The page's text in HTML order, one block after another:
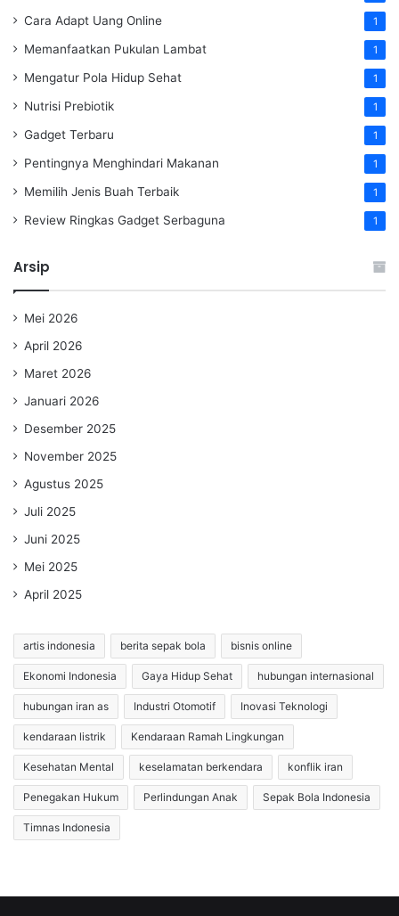
Cara Adapt Uang Online 1
Memanfaatkan Pukulan Lambat 1
Mengatur Pola Hidup Sehat 1
Nutrisi Prebiotik 1
Gadget Terbaru 1
Pentingnya Menghindari Makanan 1
Memilih Jenis Buah Terbaik 1
Review Ringkas Gadget Serbaguna 1
Arsip
Mei 2026
April 2026
Maret 2026
Januari 2026
Desember 2025
November 2025
Agustus 2025
Juli 2025
Juni 2025
Mei 2025
April 2025
artis indonesia berita sepak bola bisnis online
Ekonomi Indonesia Gaya Hidup Sehat hubungan internasional
hubungan iran as Industri Otomotif Inovasi Teknologi
kendaraan listrik Kendaraan Ramah Lingkungan
Kesehatan Mental keselamatan berkendara konflik iran
Penegakan Hukum Perlindungan Anak Sepak Bola Indonesia
Timnas Indonesia